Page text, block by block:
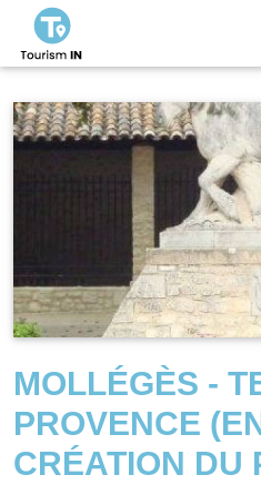
MOLLÉGÈS -
PROVENCE
CRÉATION DU